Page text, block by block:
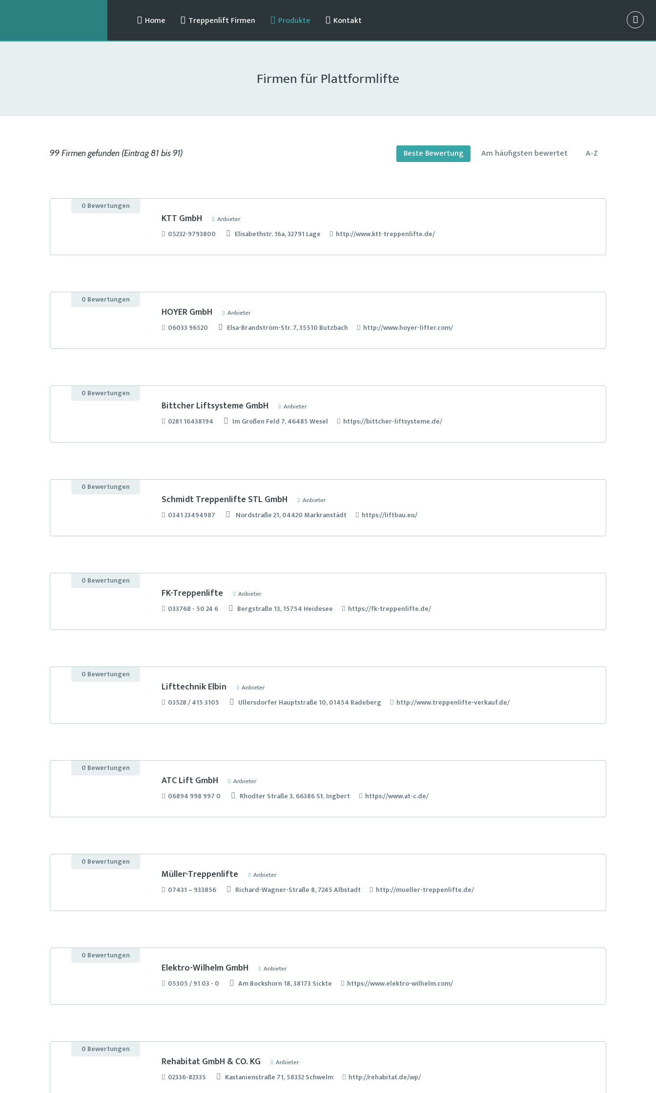
Home Treppenlift Firmen Produkte Kontakt
Firmen für Plattformlifte
99 Firmen gefunden (Eintrag 81 bis 91) Beste Bewertung Am häufigsten bewertet A-Z
0 Bewertungen
KTT GmbH Anbieter
05232-9793800 Elisabethstr. 16a, 32791 Lage http://www.ktt-treppenlifte.de/
0 Bewertungen
HOYER GmbH Anbieter
06033 96520 Elsa-Brandström-Str. 7, 35510 Butzbach http://www.hoyer-lifter.com/
0 Bewertungen
Bittcher Liftsysteme GmbH Anbieter
0281 16438194 Im Großen Feld 7, 46485 Wesel https://bittcher-liftsysteme.de/
0 Bewertungen
Schmidt Treppenlifte STL GmbH Anbieter
0341 23494987 Nordstraße 21, 04420 Markranstädt https://liftbau.eu/
0 Bewertungen
FK-Treppenlifte Anbieter
033768 - 50 24 6 Bergstraße 13, 15754 Heidesee https://fk-treppenlifte.de/
0 Bewertungen
Lifttechnik Elbin Anbieter
03528 / 415 3105 Ullersdorfer Hauptstraße 10, 01454 Radeberg http://www.treppenlifte-verkauf.de/
0 Bewertungen
ATC Lift GmbH Anbieter
06894 998 997 0 Rhodter Straße 3, 66386 St. Ingbert https://www.at-c.de/
0 Bewertungen
Müller-Treppenlifte Anbieter
07431 – 933856 Richard-Wagner-Straße 8, 7245 Albstadt http://mueller-treppenlifte.de/
0 Bewertungen
Elektro-Wilhelm GmbH Anbieter
05305 / 91 03 - 0 Am Bockshorn 18, 38173 Sickte https://www.elektro-wilhelm.com/
0 Bewertungen
Rehabitat GmbH & CO. KG Anbieter
02336-82335 Kastanienstraße 71, 58332 Schwelm http://rehabitat.de/wp/